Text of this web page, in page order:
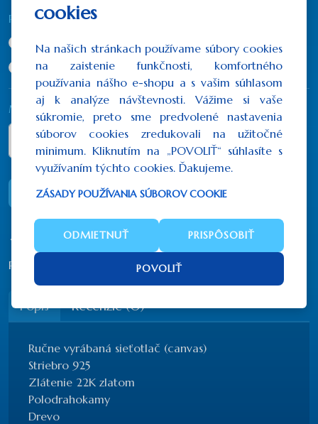
Rozmer
26x37 cm
(282,90€)
40x50 cm(615,00€)
Množstvo
DO KOŠÍKA
Počet hodnotení: 0 Napísať recenziu
Popis Recenzie (0)
Ručne vyrábaná sieťotlač (canvas)
Striebro 925
Zlátenie 22K zlatom
Polodrahokamy
Drevo
cookies
Na našich stránkach používame súbory cookies
na zaistenie funkčnosti, komfortného
používania nášho e-shopu a s vašim súhlasom
aj k analýze návštevnosti. Vážime si vaše
súkromie, preto sme predvolené nastavenia
súborov cookies zredukovali na užitočné
minimum. Kliknutím na „POVOLIŤ“ súhlasíte s
využívaním týchto cookies. Ďakujeme.
ZÁSADY POUŽÍVANIA SÚBOROV COOKIE
ODMIETNUŤ PRISPÔSOBIŤ
POVOLIŤ